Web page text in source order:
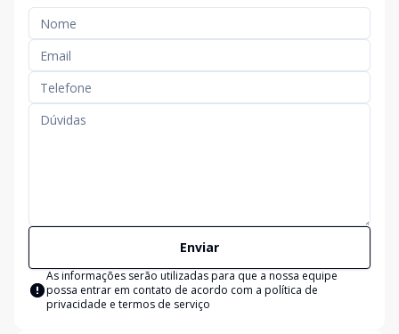
Enviar
As informações serão utilizadas para que a nossa equipe
possa entrar em contato de acordo com a política de
privacidade e termos de serviço